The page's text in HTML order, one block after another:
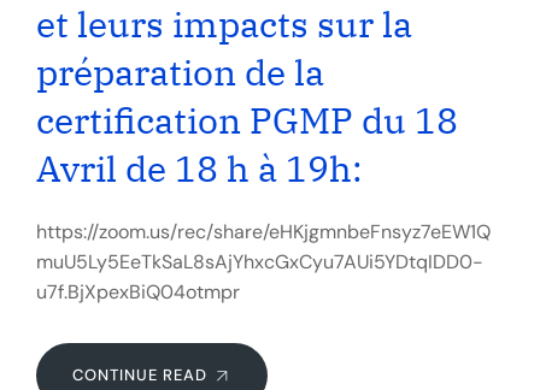
et leurs impacts sur la
préparation de la
certification PGMP du 18
Avril de 18 h à 19h:
https://zoom.us/rec/share/eHKjgmnbeFnsyz7eEW1Q
muU5Ly5EeTkSaL8sAjYhxcGxCyu7AUi5YDtqIDD0-
u7f.BjXpexBiQ04otmpr
CONTINUE READ